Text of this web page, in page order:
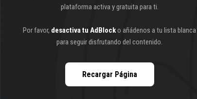
plataforma activa y gratuita para ti.
Por favor, desactiva tu AdBlocko añádenos a tu lista blanca
para seguir disfrutando del contenido.
Recargar Página